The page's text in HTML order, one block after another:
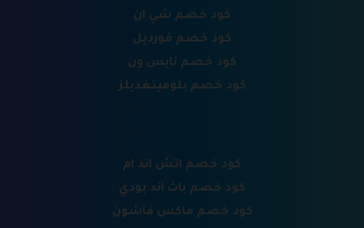
كود خصم شي ان
كود خصم فورديل
كود خصم نايس ون
كود خصم بلومينغديلز
كود خصم اتش اند ام
كود خصم باث اند بودي
كود خصم ماكس فاشون